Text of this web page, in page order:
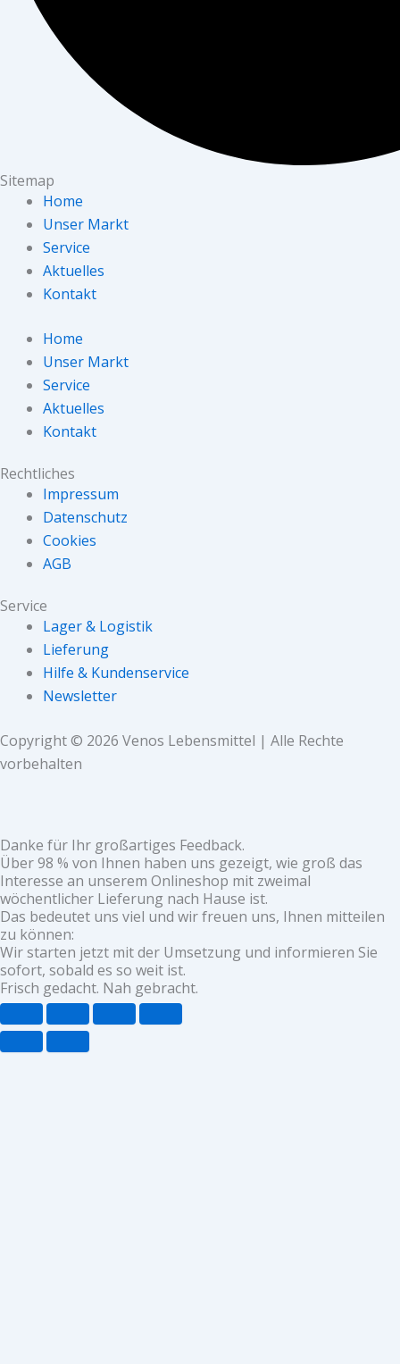
Sitemap
Home
Unser Markt
Service
Aktuelles
Kontakt
Home
Unser Markt
Service
Aktuelles
Kontakt
Rechtliches
Impressum
Datenschutz
Cookies
AGB
Service
Lager & Logistik
Lieferung
Hilfe & Kundenservice
Newsletter
Copyright © 2026 Venos Lebensmittel | Alle Rechte
vorbehalten
Danke für Ihr großartiges Feedback.
Über 98 % von Ihnen haben uns gezeigt, wie groß das
Interesse an unserem Onlineshop mit zweimal
wöchentlicher Lieferung nach Hause ist.
Das bedeutet uns viel und wir freuen uns, Ihnen mitteilen
zu können:
Wir starten jetzt mit der Umsetzung und informieren Sie
sofort, sobald es so weit ist.
Frisch gedacht. Nah gebracht.